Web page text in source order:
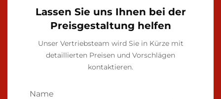
Lassen Sie uns Ihnen bei der
Preisgestaltung helfen
Unser Vertriebsteam wird Sie in Kürze mit
detaillierten Preisen und Vorschlägen
kontaktieren.
Name